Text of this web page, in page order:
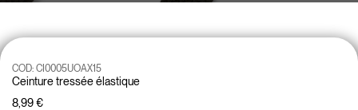
Ceinture tressée élastique
COD: CI0005UOAX15
8,99 €